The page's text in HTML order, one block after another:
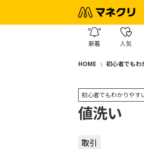
新着 人気
HOME 初心者でもわ
初心者でもわかりやす
値洗い
取引